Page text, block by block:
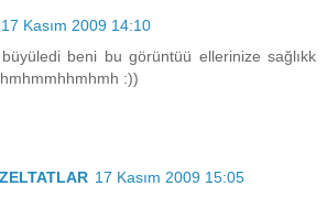
17 Kasım 2009 14:10
beni bu görüntüü ellerinize sağlıkk
:))
17 Kasım 2009 15:05